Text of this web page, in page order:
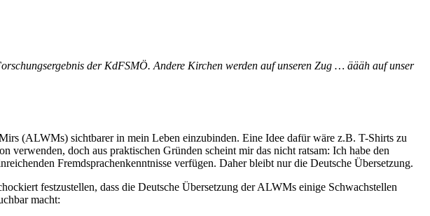
der KdFSMÖ. Andere Kirchen werden auf unseren Zug … äääh auf unser
(ALWMs) sichtbarer in mein Leben einzubinden. Eine Idee dafür wäre z.B. T-Shirts zu
doch aus praktischen Gründen scheint mir das nicht ratsam: Ich habe den
Fremdsprachenkenntnisse verfügen. Daher bleibt nur die Deutsche Übersetzung.
festzustellen, dass die Deutsche Übersetzung der ALWMs einige Schwachstellen
macht: